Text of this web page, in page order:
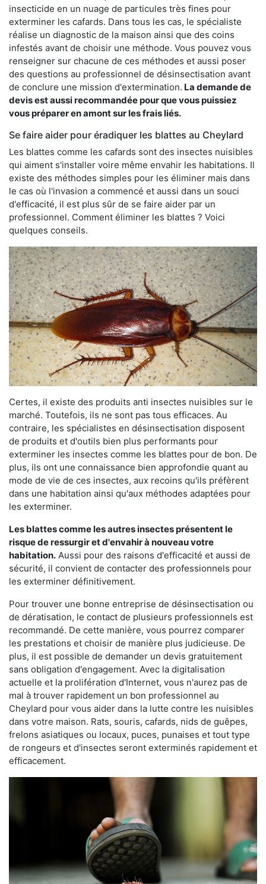
insecticide en un nuage de particules très fines pour
exterminer les cafards. Dans tous les cas, le spécialiste
réalise un diagnostic de la maison ainsi que des coins
infestés avant de choisir une méthode. Vous pouvez vous
renseigner sur chacune de ces méthodes et aussi poser
des questions au professionnel de désinsectisation avant
de conclure une mission d'extermination. La demande de
devis est aussi recommandée pour que vous puissiez
vous préparer en amont sur les frais liés.
Se faire aider pour éradiquer les blattes au Cheylard
Les blattes comme les cafards sont des insectes nuisibles
qui aiment s'installer voire même envahir les habitations. Il
existe des méthodes simples pour les éliminer mais dans
le cas où l'invasion a commencé et aussi dans un souci
d'efficacité, il est plus sûr de se faire aider par un
professionnel. Comment éliminer les blattes ? Voici
quelques conseils.
Certes, il existe des produits anti insectes nuisibles sur le
marché. Toutefois, ils ne sont pas tous efficaces. Au
contraire, les spécialistes en désinsectisation disposent
de produits et d'outils bien plus performants pour
exterminer les insectes comme les blattes pour de bon. De
plus, ils ont une connaissance bien approfondie quant au
mode de vie de ces insectes, aux recoins qu'ils préfèrent
dans une habitation ainsi qu'aux méthodes adaptées pour
les exterminer.
Les blattes comme les autres insectes présentent le
risque de ressurgir et d'envahir à nouveau votre
habitation. Aussi pour des raisons d'efficacité et aussi de
sécurité, il convient de contacter des professionnels pour
les exterminer définitivement.
Pour trouver une bonne entreprise de désinsectisation ou
de dératisation, le contact de plusieurs professionnels est
recommandé. De cette manière, vous pourrez comparer
les prestations et choisir de manière plus judicieuse. De
plus, il est possible de demander un devis gratuitement
sans obligation d'engagement. Avec la digitalisation
actuelle et la prolifération d'Internet, vous n'aurez pas de
mal à trouver rapidement un bon professionnel au
Cheylard pour vous aider dans la lutte contre les nuisibles
dans votre maison. Rats, souris, cafards, nids de guêpes,
frelons asiatiques ou locaux, puces, punaises et tout type
de rongeurs et d'insectes seront exterminés rapidement et
efficacement.